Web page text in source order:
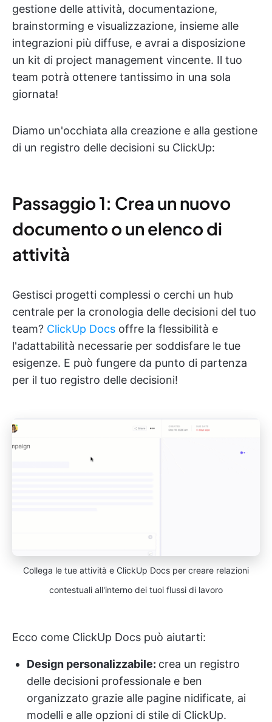
gestione delle attività, documentazione,
brainstorming e visualizzazione, insieme alle
integrazioni più diffuse, e avrai a disposizione
un kit di project management vincente. Il tuo
team potrà ottenere tantissimo in una sola
giornata!
Diamo un'occhiata alla creazione e alla gestione
di un registro delle decisioni su ClickUp:
Passaggio 1: Crea un nuovo
documento o un elenco di
attività
Gestisci progetti complessi o cerchi un hub
centrale per la cronologia delle decisioni del tuo
team? ClickUp Docs offre la flessibilità e
l'adattabilità necessarie per soddisfare le tue
esigenze. E può fungere da punto di partenza
per il tuo registro delle decisioni!
Collega le tue attività e ClickUp Docs per creare relazioni
contestuali all'interno dei tuoi flussi di lavoro
Ecco come ClickUp Docs può aiutarti:
Design personalizzabile: crea un registro
delle decisioni professionale e ben
organizzato grazie alle pagine nidificate, ai
modelli e alle opzioni di stile di ClickUp.